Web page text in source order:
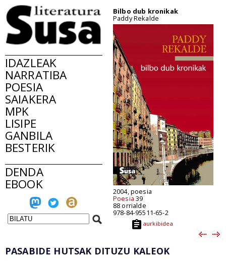
IDAZLEAK
NARRATIBA
POESIA
SAIAKERA
MPK
LISIPE
GANBILA
BESTERIK
DENDA
EBOOK
Bilbo dub kronikak
Paddy Rekalde
2004, poesia
Poesia 39
88 orrialde
978-84-95511-65-2
aurkibidea
PASABIDE HUTSAK DITUZU KALEOK